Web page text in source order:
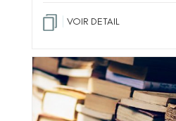
VOIR DETAIL